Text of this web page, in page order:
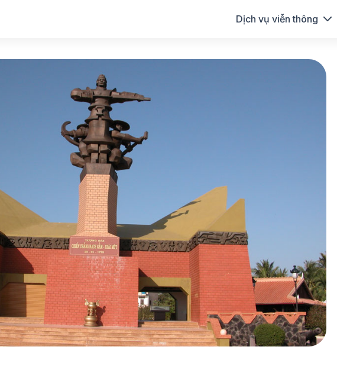
Dịch vụ viễn thông